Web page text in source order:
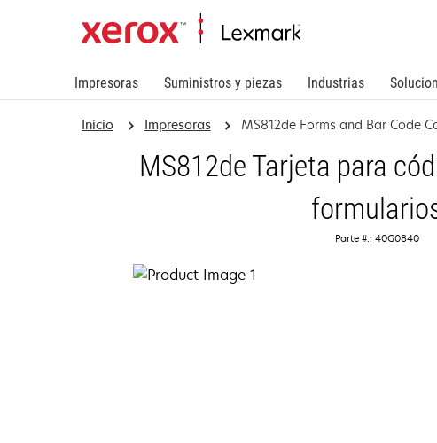
Impresoras Suministros y piezas Industrias
Inicio Impresoras MS812de Forms and Bar Code
MS812de Tarjeta para
Parte #.: 40G0840